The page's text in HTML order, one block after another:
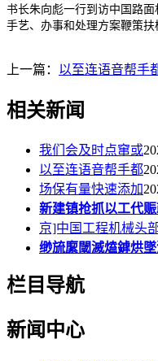
书长朱向彪一行到访中国路面
手艺、办事和处理方案鞭策扶
上一篇： 以至连语音帮手
相关新闻
我们会及时点窜或
以至连语音帮手都
场保有量快速添加
新建镇抢抓以工代
京]中国工程机械头
缈旈緳閾滅熆鎼烘
栏目导航
新闻中心